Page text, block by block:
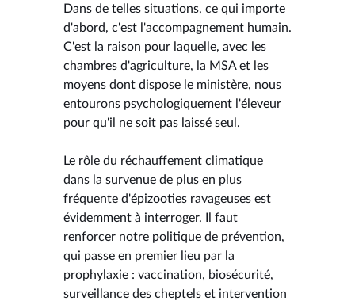
Dans de telles situations, ce qui importe
d'abord, c'est l'accompagnement humain.
C'est la raison pour laquelle, avec les
chambres d'agriculture, la MSA et les
moyens dont dispose le ministère, nous
entourons psychologiquement l'éleveur
pour qu'il ne soit pas laissé seul.
Le rôle du réchauffement climatique
dans la survenue de plus en plus
fréquente d'épizooties ravageuses est
évidemment à interroger. Il faut
renforcer notre politique de prévention,
qui passe en premier lieu par la
prophylaxie : vaccination, biosécurité,
surveillance des cheptels et intervention